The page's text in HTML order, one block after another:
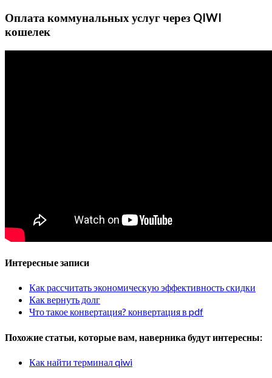
Оплата коммунальных услуг через QIWI
кошелек
Интересные записи
Как рассчитать экономическую эффективность скидки
Как вернуть долг
Что такое конвертация? конвертация в pdf
Похожие статьи, которые вам, наверника будут интересны:
Как найти терминал qiwi